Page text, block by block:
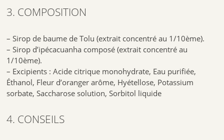
3. COMPOSITION
– Sirop de baume de Tolu (extrait concentré au 1/10ème).
– Sirop d’ipécacuanha composé (extrait concentré au
1/10ème).
– Excipients : Acide citrique monohydrate, Eau purifiée,
Éthanol, Fleur d’oranger arôme, Hyétellose, Potassium
sorbate, Saccharose solution, Sorbitol liquide
4. CONSEILS